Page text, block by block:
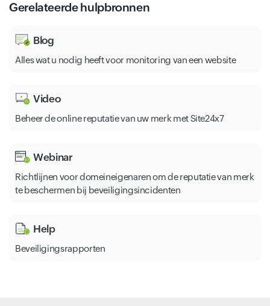
Gerelateerde hulpbronnen
Blog
Alles wat u nodig heeft voor monitoring van een website
Video
Beheer de online reputatie van uw merk met Site24x7
Webinar
Richtlijnen voor domeineigenaren om de reputatie van merk
te beschermen bij beveiligingsincidenten
Help
Beveiligingsrapporten